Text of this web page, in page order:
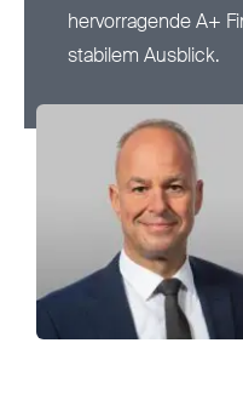
hervorragende A+
stabilem Ausblick.